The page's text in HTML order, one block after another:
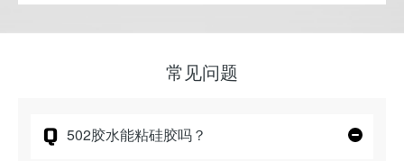
常见问题
Q 502胶水能粘硅胶吗？